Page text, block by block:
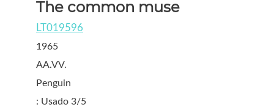
The common muse
LT019596
1965
AA.VV.
Penguin
: Usado 3/5